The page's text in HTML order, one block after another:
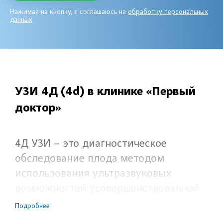
Нажимая на кнопку, я соглашаюсь на обработку персональных
данных
УЗИ 4Д (4d) в клинике «Первый
доктор»
4Д УЗИ – это диагностическое
обследование плода методом
использования ультразвуковых
модели аппарата с получением
Подробнее